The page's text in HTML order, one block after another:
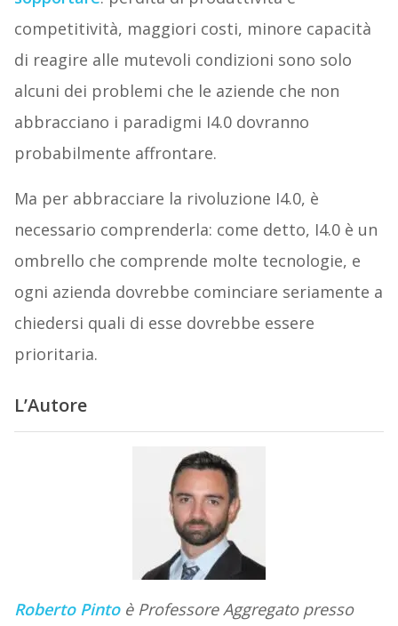
competitività, maggiori costi, minore capacità
di reagire alle mutevoli condizioni sono solo
alcuni dei problemi che le aziende che non
abbracciano i paradigmi I4.0 dovranno
probabilmente affrontare.
Ma per abbracciare la rivoluzione I4.0, è
necessario comprenderla: come detto, I4.0 è un
ombrello che comprende molte tecnologie, e
ogni azienda dovrebbe cominciare seriamente a
chiedersi quali di esse dovrebbe essere
prioritaria.
L’Autore
Roberto Pintoè Professore Aggregato presso